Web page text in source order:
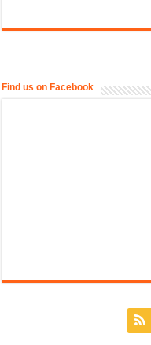
Find us on Facebook